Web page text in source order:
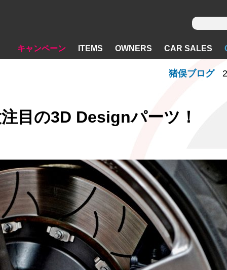
キャンペーン ITEMS OWNERS CAR SALES
目の3D Designパーツ！
猪俣ブログ